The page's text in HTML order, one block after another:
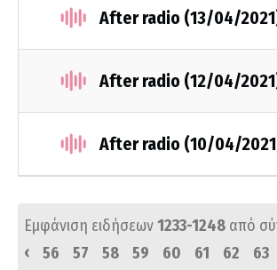
After radio (13/04/
After radio (12/04/
After radio (10/04/
Εμφάνιση ειδήσεων1233-1248 από
‹
56 57 58 59 60 61 62 63